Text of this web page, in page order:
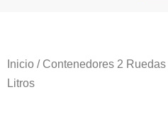
Inicio / Contenedores 2 Ruedas
Litros